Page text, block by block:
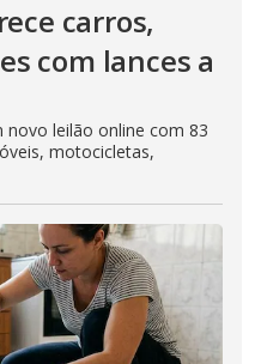
carros,
com lances a
leilão online com 83
motocicletas,